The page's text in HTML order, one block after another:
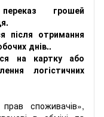
грошей
після отримання
днів..
на картку або
логістичних
споживачів»,